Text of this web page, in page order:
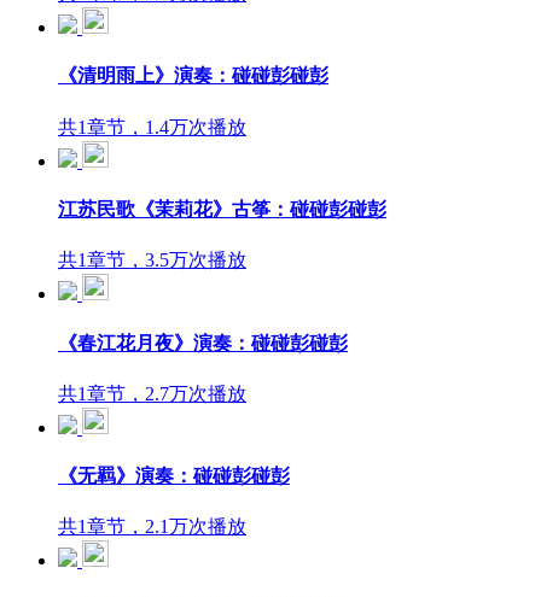
《清明雨上》演奏：碰碰彭碰彭
共1章节，1.4万次播放
江苏民歌《茉莉花》古筝：碰碰彭碰彭
共1章节，3.5万次播放
《春江花月夜》演奏：碰碰彭碰彭
共1章节，2.7万次播放
《无羁》演奏：碰碰彭碰彭
共1章节，2.1万次播放